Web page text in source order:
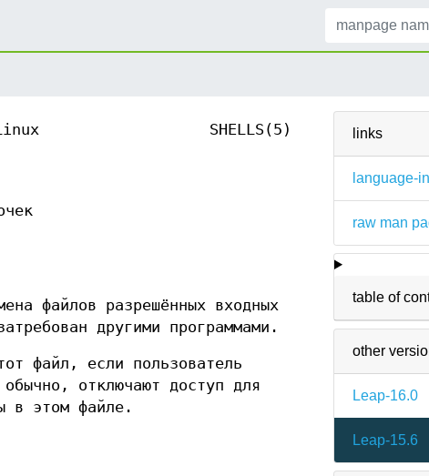
links
language-
raw man
table of
other
Leap-16.0
Leap-15.6
SHELLS(5)
файлов разрешённых входных
другими программами.
файл, если пользователь
отключают доступ для
в этом файле.